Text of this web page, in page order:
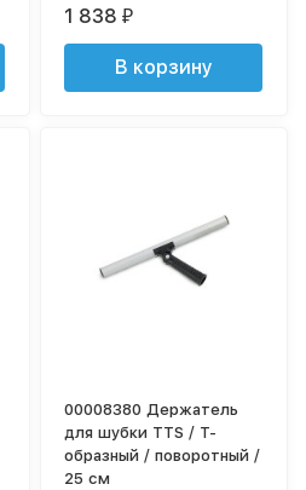
1 838₽
В корзину
00008380 Держатель
для шубки TTS / Т-
образный / поворотный /
25 см